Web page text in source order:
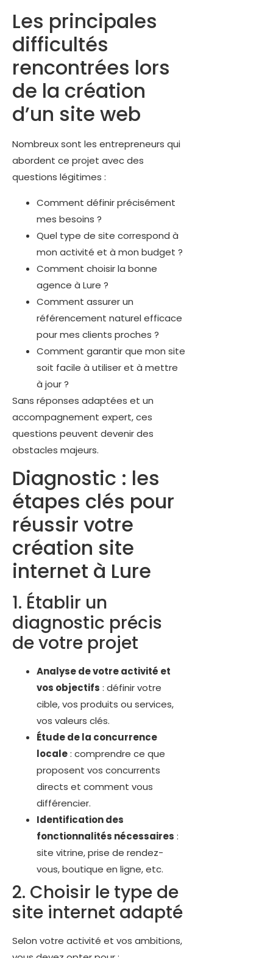
Les principales
difficultés
rencontrées lors
de la création
d’un site web
Nombreux sont les entrepreneurs qui
abordent ce projet avec des
questions légitimes :
Comment définir précisément
mes besoins ?
Quel type de site correspond à
mon activité et à mon budget ?
Comment choisir la bonne
agence à Lure ?
Comment assurer un
référencement naturel efficace
pour mes clients proches ?
Comment garantir que mon site
soit facile à utiliser et à mettre
à jour ?
Sans réponses adaptées et un
accompagnement expert, ces
questions peuvent devenir des
obstacles majeurs.
Diagnostic : les
étapes clés pour
réussir votre
création site
internet à Lure
1. Établir un
diagnostic précis
de votre projet
Analyse de votre activité et
vos objectifs : définir votre
cible, vos produits ou services,
vos valeurs clés.
Étude de la concurrence
locale: comprendre ce que
proposent vos concurrents
directs et comment vous
différencier.
Identification des
fonctionnalités nécessaires :
site vitrine, prise de rendez-
vous, boutique en ligne, etc.
2. Choisir le type de
site internet adapté
Selon votre activité et vos ambitions,